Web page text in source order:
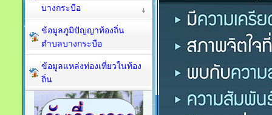
บางกระบือ
ข้อมูลภูมิปัญญาท้องถิ่น
ตำบลบางกระบือ
ข้อมูลแหล่งท่องเที่ยวในท้อง
ถิ่น